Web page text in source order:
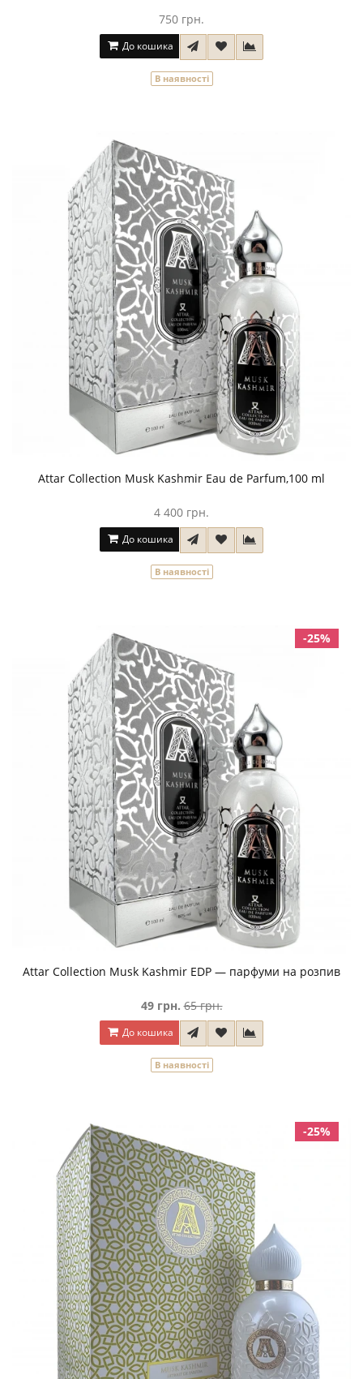
750 грн.
До кошика
В наявності
Attar Collection Musk Kashmir Eau de Parfum,100 ml
4 400 грн.
До кошика
В наявності
-25%
Attar Collection Musk Kashmir EDP — парфуми на розпив
49 грн. 65 грн.
До кошика
В наявності
-25%